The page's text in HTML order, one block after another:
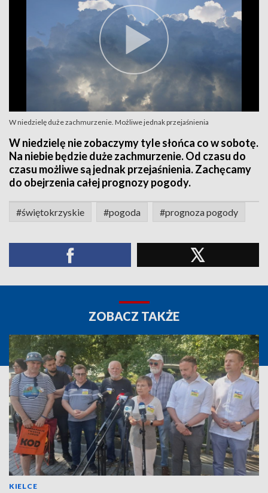
W niedzielę duże zachmurzenie. Możliwe jednak przejaśnienia
W niedzielę nie zobaczymy tyle słońca co w sobotę.
Na niebie będzie duże zachmurzenie. Od czasu do
czasu możliwe są jednak przejaśnienia. Zachęcamy
do obejrzenia całej prognozy pogody.
#świętokrzyskie #pogoda #prognoza pogody
ZOBACZ TAKŻE
KIELCE